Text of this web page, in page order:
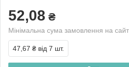
52,08 ₴
Мінімальна сума замовлення на
47,67 ₴ від 7 шт.